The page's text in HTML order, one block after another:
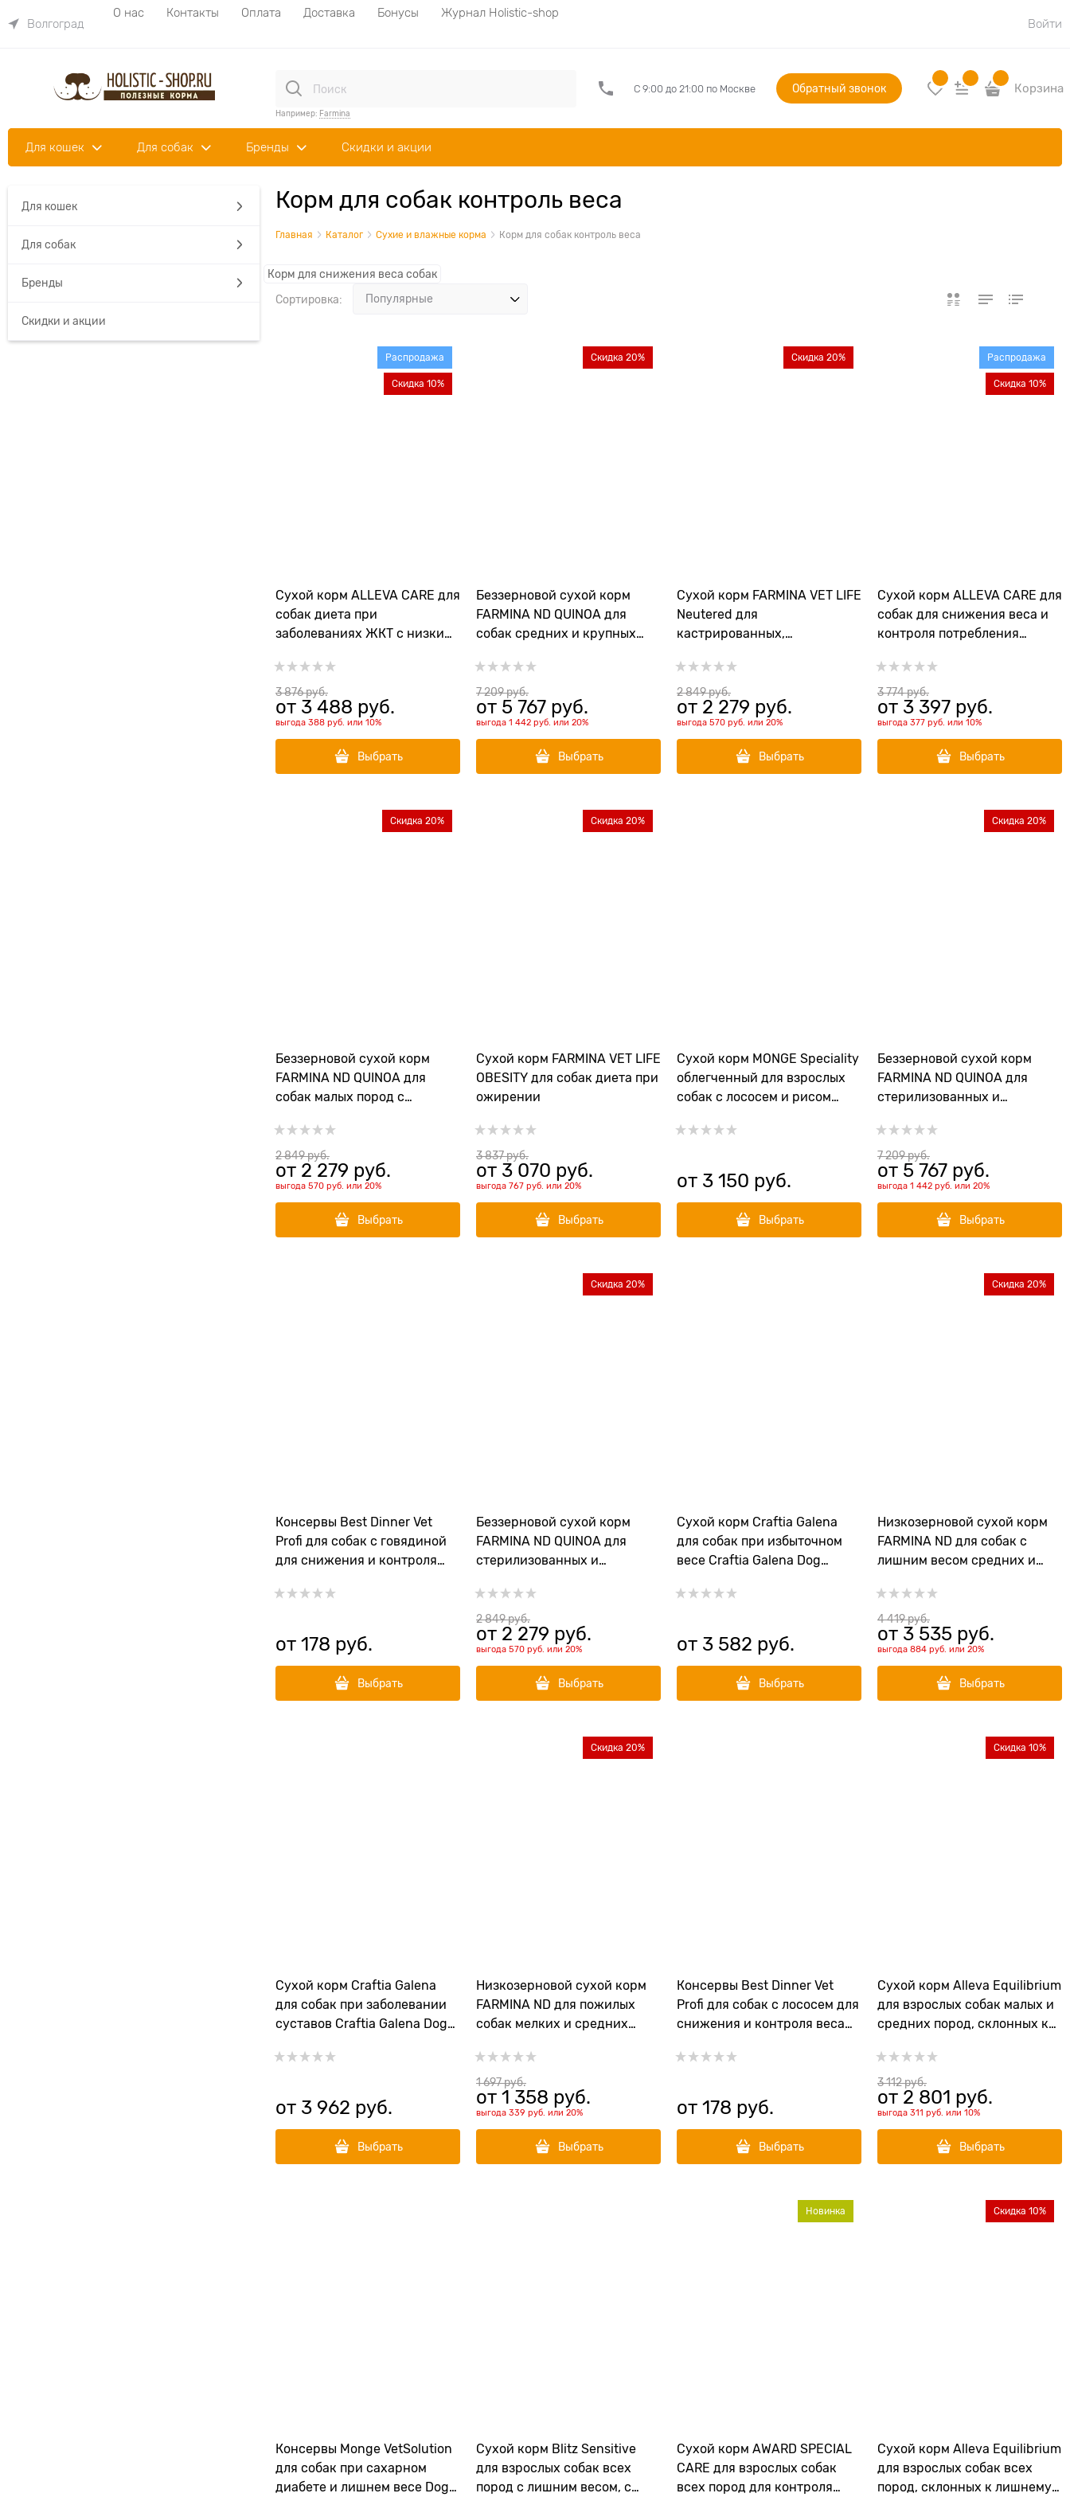
Волгоград
О нас Контакты Оплата Доставка Бонусы
Журнал Holistic-shop
Войти
Например: Farmina
С 9:00 до 21:00 по Москве Обратный звонок Корзина
Для кошек Для собак Бренды Скидки и акции
Для кошек
Для собак
Бренды
Скидки и акции
Корм для собак контроль веса
Главная Каталог Сухие и влажные корма Корм для собак контроль веса
Корм для снижения веса собак
Сортировка:
Сухой корм ALLEVA CARE для
собак диета при
заболеваниях ЖКТ с низким
GASTROINTESTINAL LOW FAT
Распродажа
Скидка 10%
3 876 руб.
от 3 488 руб.
выгода 388 руб. или 10%
Выбрать
Беззерновой cухой корм
FARMINA ND QUINOA для
собак средних и крупных
контроль веса
Скидка 20%
7 209 руб.
от 5 767 руб.
выгода 1 442 руб. или 20%
Выбрать
Сухой корм FARMINA VET LIFE
Neutered для
кастрированных,
весом до 10 кг
Скидка 20%
2 849 руб.
от 2 279 руб.
выгода 570 руб. или 20%
Выбрать
Сухой корм ALLEVA CARE для
собак для снижения веса и
контроля потребления
GLYCEMIC CONTROL
Распродажа
Скидка 10%
3 774 руб.
от 3 397 руб.
выгода 377 руб. или 10%
Выбрать
Беззерновой cухой корм
FARMINA ND QUINOA для
собак малых пород с
веса (Quinoa Weight
Management Lamb Adult Mini)
Скидка 20%
2 849 руб.
от 2 279 руб.
выгода 570 руб. или 20%
Выбрать
Сухой корм FARMINA VET LIFE
OBESITY для собак диета при
ожирении
Скидка 20%
3 837 руб.
от 3 070 руб.
выгода 767 руб. или 20%
Выбрать
Сухой корм MONGE Speciality
облегченный для взрослых
собак с лососем и рисом
от 3 150 руб.
Выбрать
Беззерновой cухой корм
FARMINA ND QUINOA для
стерилизованных и
средних и крупных пород с
уткой, киноа, брокколи и
спаржей (Quinoa dog Duck,
Broccoli, Asparagus Neutered
adult medium/maxi)
Скидка 20%
7 209 руб.
от 5 767 руб.
выгода 1 442 руб. или 20%
Выбрать
Консервы Best Dinner Vet
Profi для собак с говядиной
для снижения и контроля
от 178 руб.
Выбрать
Беззерновой cухой корм
FARMINA ND QUINOA для
стерилизованных и
малых пород с уткой, киноа,
брокколи и спаржей (Quinoa
dog Duck, Broccoli, Asparagus
Neutered adult mini)
Скидка 20%
2 849 руб.
от 2 279 руб.
выгода 570 руб. или 20%
Выбрать
Сухой корм Craftia Galena
для собак при избыточном
весе Craftia Galena Dog
от 3 582 руб.
Выбрать
Низкозерновой cухой корм
FARMINA ND для собак с
лишним весом средних и
гранатом (Light Chicken,
Spelt, Oats&pomegranate
Adult Medium/maxi)
Скидка 20%
4 419 руб.
от 3 535 руб.
выгода 884 руб. или 20%
Выбрать
Сухой корм Craftia Galena
для собак при заболевании
суставов Craftia Galena Dog
от 3 962 руб.
Выбрать
Низкозерновой cухой корм
FARMINA ND для пожилых
собак мелких и средних
Скидка 20%
1 697 руб.
от 1 358 руб.
выгода 339 руб. или 20%
Выбрать
Консервы Best Dinner Vet
Profi для собак с лососем для
снижения и контроля веса
от 178 руб.
Выбрать
Сухой корм Alleva Equilibrium
для взрослых собак малых и
средних пород, склонных к
океанической рыбой и рисом
Weight Control Mini/Medium
Скидка 10%
3 112 руб.
от 2 801 руб.
выгода 311 руб. или 10%
Выбрать
Консервы Monge VetSolution
для собак при сахарном
диабете и лишнем весе Dog
Сухой корм Blitz Sensitive
для взрослых собак всех
пород с лишним весом, с
Сухой корм AWARD SPECIAL
CARE для взрослых собак
всех пород для контроля
Новинка
Сухой корм Alleva Equilibrium
для взрослых собак всех
пород, склонных к лишнему
Скидка 10%